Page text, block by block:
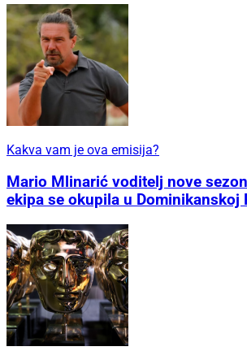
Kakva vam je ova emisija?
Mario Mlinarić voditelj nove
ekipa se okupila u Dominikanskoj